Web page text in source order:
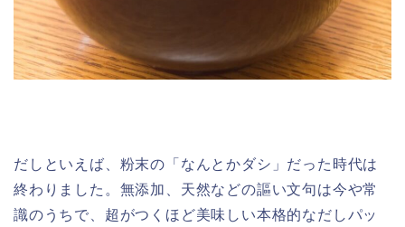
だしといえば、粉末の「なんとかダシ」だった時代は
終わりました。無添加、天然などの謳い文句は今や常
識のうちで、超がつくほど美味しい本格的なだしパッ